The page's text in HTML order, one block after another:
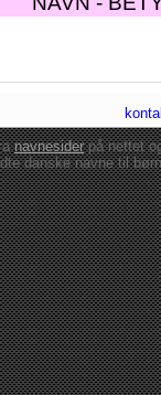
navnesiderpå nettet
danskenavne til børn